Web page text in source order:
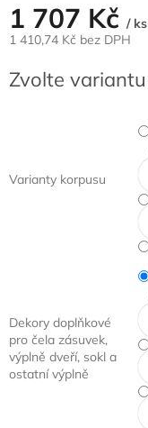
1 707 Kč / ks
1 410,74 Kč bez DPH
cena:
Zvolte variantu
Varianty korpusu
Dekory doplňkové
pro čela zásuvek,
výplně dveří, sokl a
ostatní výplně